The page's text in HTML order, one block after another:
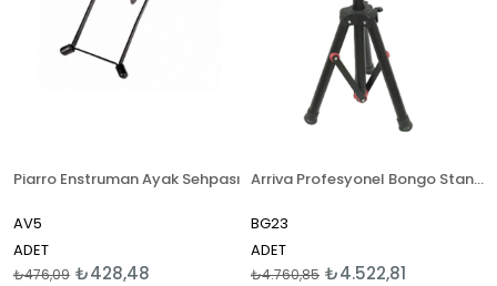
Piarro Enstruman Ayak Sehpası
AV5
ADET
₺428,48
₺476,09
Arriva Profesyonel Bongo Standı
BG23
ADET
₺4.522,81
₺4.760,85